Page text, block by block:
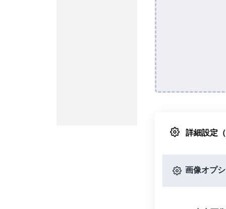
詳細設定
画像オプ